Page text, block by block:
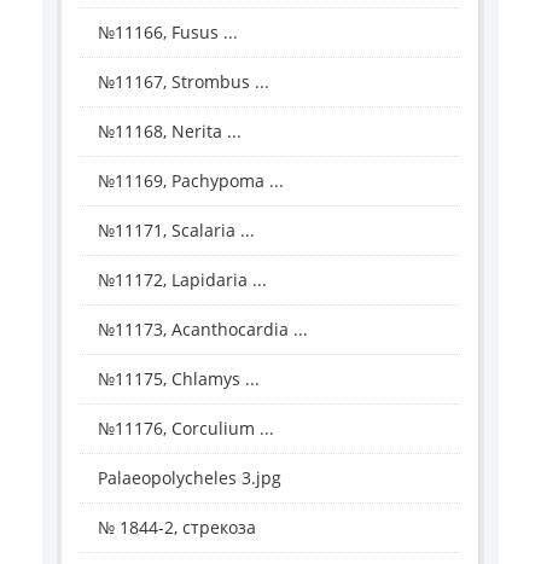
№11166, Fusus ...
№11167, Strombus ...
№11168, Nerita ...
№11169, Pachypoma ...
№11171, Scalaria ...
№11172, Lapidaria ...
№11173, Acanthocardia ...
№11175, Chlamys ...
№11176, Corculium ...
Palaeopolycheles 3.jpg
№ 1844-2, стрекоза